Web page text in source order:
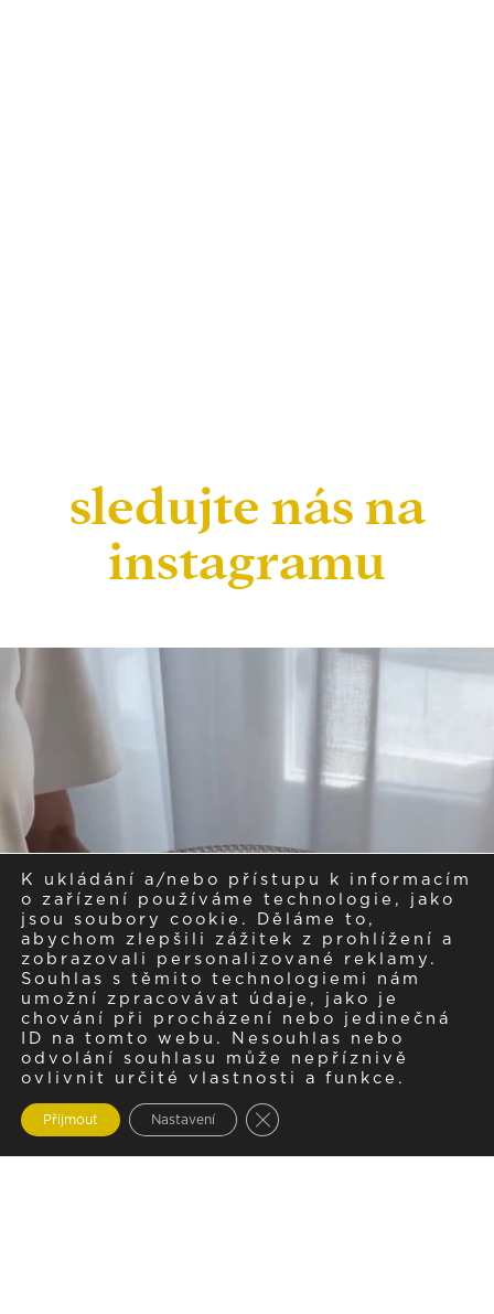
sledujte nás na
instagramu
K ukládání a/nebo přístupu k informacím
o zařízení používáme technologie, jako
jsou soubory cookie. Děláme to,
abychom zlepšili zážitek z prohlížení a
zobrazovali personalizované reklamy.
Souhlas s těmito technologiemi nám
umožní zpracovávat údaje, jako je
chování při procházení nebo jedinečná
ID na tomto webu. Nesouhlas nebo
odvolání souhlasu může nepříznivě
ovlivnit určité vlastnosti a funkce.
Přijmout Nastavení Zavřít cookie lištu GDPR